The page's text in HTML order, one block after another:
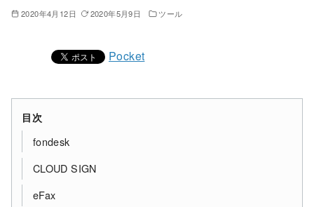
2020年4月12日 2020年5月9日 ツール
Pocket
目次
fondesk
CLOUD SIGN
eFax